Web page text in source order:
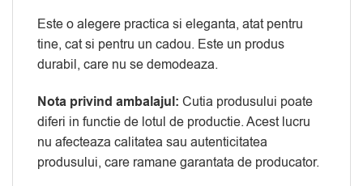
Este o alegere practica si eleganta, atat pentru
tine, cat si pentru un cadou. Este un produs
durabil, care nu se demodeaza.
Nota privind ambalajul: Cutia produsului poate
diferi in functie de lotul de productie. Acest lucru
nu afecteaza calitatea sau autenticitatea
produsului, care ramane garantata de producator.